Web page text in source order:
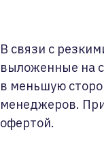
В связи с
выложенные на
в меньшую
менеджеров.
офертой.